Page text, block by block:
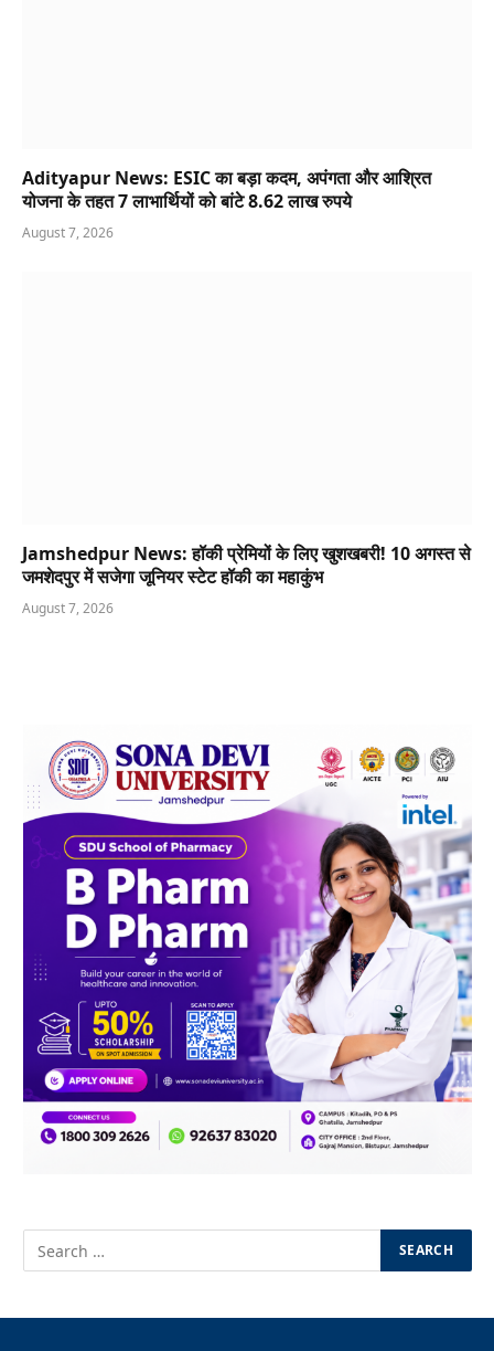
Adityapur News: ESIC का बड़ा कदम, अपंगता और आश्रित
योजना के तहत 7 लाभार्थियों को बांटे 8.62 लाख रुपये
August 7, 2026
Jamshedpur News: हॉकी प्रेमियों के लिए खुशखबरी! 10 अगस्त से
जमशेदपुर में सजेगा जूनियर स्टेट हॉकी का महाकुंभ
August 7, 2026